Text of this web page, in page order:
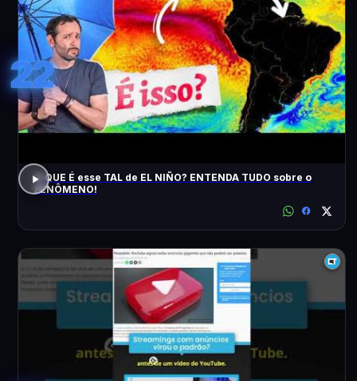
22
O QUE É esse TAL de EL NIÑO? ENTENDA TUDO sobre o
FENÔMENO!